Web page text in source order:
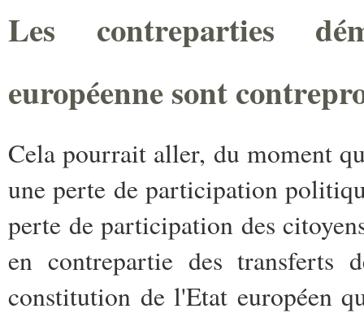
Les contreparties
européenne sont
Cela pourrait aller, du moment
une perte de participation
perte de participation des
en contrepartie des transferts
constitution de l'Etat européen